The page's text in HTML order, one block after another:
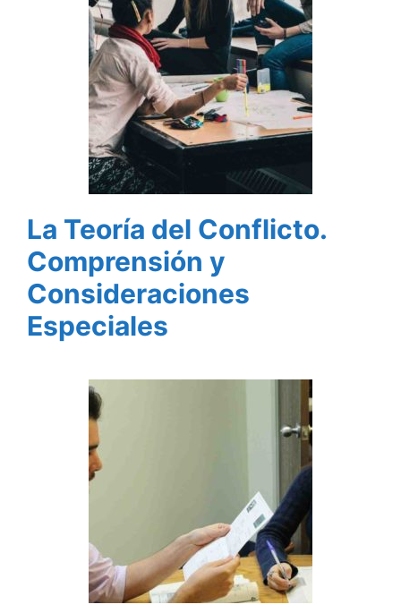
La Teoría del Conflicto.
Comprensión y
Consideraciones
Especiales